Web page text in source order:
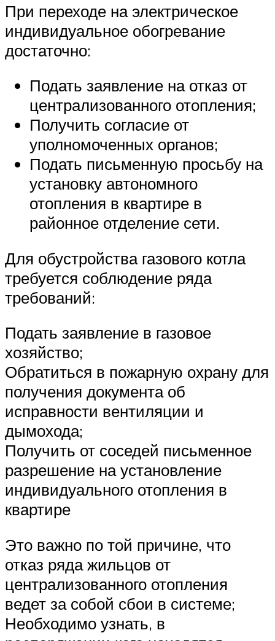
При переходе на электрическое
индивидуальное обогревание
достаточно:
Подать заявление на отказ от
централизованного отопления;
Получить согласие от
уполномоченных органов;
Подать письменную просьбу на
установку автономного
отопления в квартире в
районное отделение сети.
Для обустройства газового котла
требуется соблюдение ряда
требований:
Подать заявление в газовое
хозяйство;
Обратиться в пожарную охрану для
получения документа об
исправности вентиляции и
дымохода;
Получить от соседей письменное
разрешение на установление
индивидуального отопления в
квартире
Это важно по той причине, что
отказ ряда жильцов от
централизованного отопления
ведет за собой сбои в системе;
Необходимо узнать, в